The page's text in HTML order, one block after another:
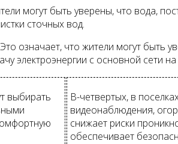
могут быть уверены, что вода,
сточных вод.
означает, что жители могут быть
электроэнергии с основной сети
выбирать
В-четвертых, в
видеонаблюдения,
снижает риски
обеспечивает